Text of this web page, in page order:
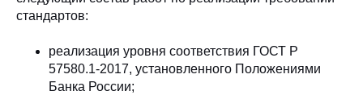
стандартов:
реализация уровня соответствия ГОСТ Р
57580.1-2017, установленного Положениями
Банка России;